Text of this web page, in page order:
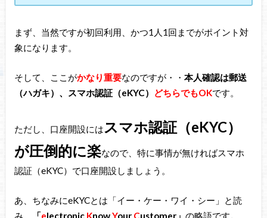
まず、当然ですが初回利用、かつ1人1回までがポイント対
象になります。
そして、ここがかなり重要なのですが・・ 本人確認は郵送
（ハガキ）、スマホ認証（eKYC）
どちらでもOKです。
ただし、口座開設には スマホ認証（eKYC）
が圧倒的に楽なので、特に事情が無ければスマホ
認証（eKYC）で口座開設しましょう。
あ、ちなみにeKYCとは「イー・ケー・ワイ・シー」と読
み、
「electronic KnowYour Customer」 の略語です。